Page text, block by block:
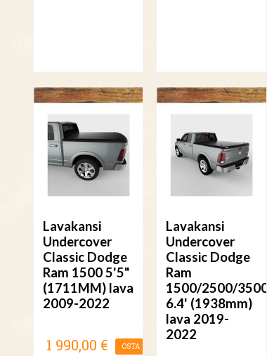
Lavakansi
Undercover
Classic Dodge
Ram 1500 5'5"
(1711MM) lava
2009-2022
1 990,00 € OSTA
Lavakansi
Undercover
Classic Dodge
Ram
1500/2500/3500
6.4' (1938mm)
lava 2019-
2022